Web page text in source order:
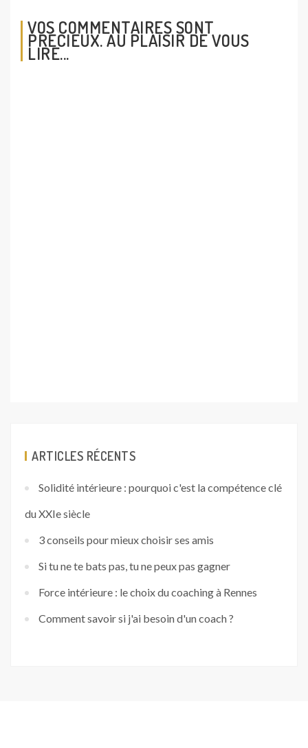
VOS COMMENTAIRES SONT
PRÉCIEUX. AU PLAISIR DE VOUS
LIRE...
ARTICLES RÉCENTS
Solidité intérieure : pourquoi c'est la compétence clé
du XXIe siècle
3 conseils pour mieux choisir ses amis
Si tu ne te bats pas, tu ne peux pas gagner
Force intérieure : le choix du coaching à Rennes
Comment savoir si j'ai besoin d'un coach ?